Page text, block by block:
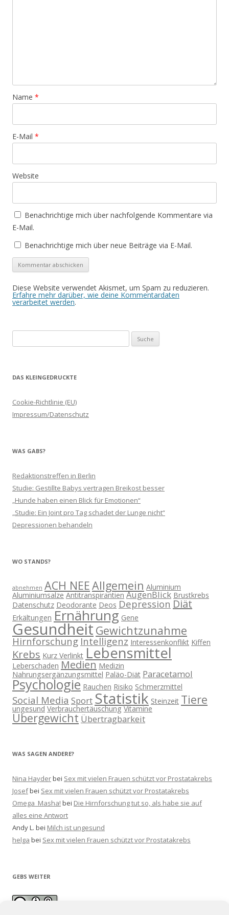
Name *
E-Mail *
Website
Benachrichtige mich über nachfolgende Kommentare via
E-Mail.
Benachrichtige mich über neue Beiträge via E-Mail.
Diese Website verwendet Akismet, um Spam zu reduzieren.
Erfahre mehr darüber, wie deine Kommentardaten
verarbeitet werden.
nach:
DAS KLEINGEDRUCKTE
Cookie-Richtlinie (EU)
Impressum/Datenschutz
WAS GABS?
Redaktionstreffen in Berlin
Studie: Gestillte Babys vertragen Breikost besser
„Hunde haben einen Blick für Emotionen“
„Studie: Ein Joint pro Tag schadet der Lunge nicht“
Depressionen behandeln
WO STANDS?
abnehmen ACH NEEAllgemein Aluminium
Aluminiumsalze Antitranspirantien AugenBlick Brustkrebs
Datenschutz Deodorante Deos Depression Diät
Erkältungen Ernährung Gene
GesundheitGewichtzunahme
HirnforschungIntelligenz Interessenkonflikt Kiffen
Krebs Kurz Verlinkt Lebensmittel
Leberschaden Medien Medizin
Nahrungsergänzungsmittel Paläo-Diät Paracetamol
Psychologie Rauchen Risiko Schmerzmittel
Social Media Sport Statistik Steinzeit Tiere
ungesund Verbrauchertäuschung Vitamine
Übergewicht Übertragbarkeit
WAS SAGEN ANDERE?
Nina Hayderbei Sex mit vielen Frauen schützt vor Prostatakrebs
Josefbei Sex mit vielen Frauen schützt vor Prostatakrebs
Omega_Masha! bei Die Hirnforschung tut so, als habe sie auf
alles eine Antwort
Andy L. bei Milch ist ungesund
helga bei Sex mit vielen Frauen schützt vor Prostatakrebs
GEBS WEITER